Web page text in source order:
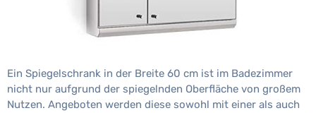
Ein Spiegelschrank in der Breite 60 cm ist im Badezimmer
nicht nur aufgrund der spiegelnden Oberfläche von großem
Nutzen. Angeboten werden diese sowohl mit einer als auch